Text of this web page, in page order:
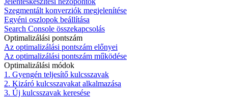
Szegmentált konverziók megjelenítése
Egyéni oszlopok beállítása
Search Console összekapcsolás
Optimalizálási pontszám
Az optimalizálási pontszám előnyei
Az optimalizálási pontszám működése
Optimalizálási módok
1. Gyengén teljesítő kulcsszavak
2. Kizáró kulcsszavakat alkalmazása
3. Új kulcsszavak keresése